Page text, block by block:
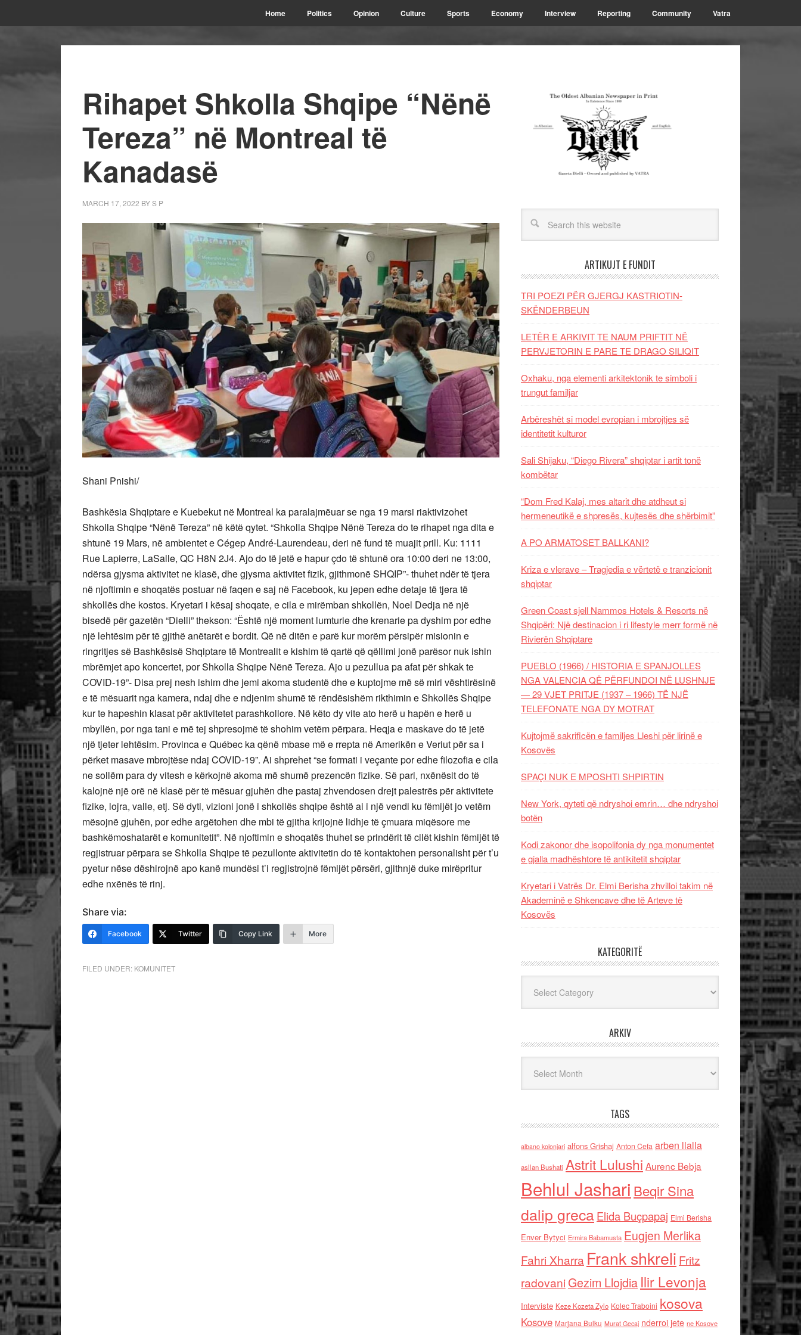
Home Politics Opinion Culture Sports Economy Interview Reporting Community Vatra
Rihapet Shkolla Shqipe “Nënë
Tereza” në Montreal të
Kanadasë
MARCH 17, 2022 BYS P
Shani Pnishi/
Bashkësia Shqiptare e Kuebekut në Montreal ka paralajmëuar se nga 19 marsi riaktivizohet
Shkolla Shqipe “Nënë Tereza” në këtë qytet. “Shkolla Shqipe Nënë Tereza do te rihapet nga dita e
shtunë 19 Mars, në ambientet e Cégep André-Laurendeau, deri në fund të muajit prill. Ku: 1111
Rue Lapierre, LaSalle, QC H8N 2J4. Ajo do të jetë e hapur çdo të shtunë ora 10:00 deri ne 13:00,
ndërsa gjysma aktivitet ne klasë, dhe gjysma aktivitet fizik, gjithmonë SHQIP”- thuhet ndër të tjera
në njoftimin e shoqatës postuar në faqen e saj në Facebook, ku jepen edhe detaje të tjera të
shkollës dhe kostos. Kryetari i kësaj shoqate, e cila e mirëmban shkollën, Noel Dedja në një
bisedë për gazetën “Dielli” thekson: “Është një moment lumturie dhe krenarie pa dyshim por edhe
një lehtësim për të gjithë anëtarët e bordit. Që në ditën e parë kur morëm përsipër misionin e
ringritjes së Bashkësisë Shqiptare të Montrealit e kishim të qartë që qëllimi jonë parësor nuk ishin
mbrëmjet apo koncertet, por Shkolla Shqipe Nënë Tereza. Ajo u pezullua pa afat për shkak te
COVID-19”- Disa prej nesh ishim dhe jemi akoma studentë dhe e kuptojme më së miri vështirësinë
e të mësuarit nga kamera, ndaj dhe e ndjenim shumë të rëndësishëm rikthimin e Shkollës Shqipe
kur te hapeshin klasat për aktivitetet parashkollore. Në këto dy vite ato herë u hapën e herë u
mbyllën, por nga tani e më tej shpresojmë të shohim vetëm përpara. Heqja e maskave do të jetë
një tjeter lehtësim. Provinca e Québec ka qënë mbase më e rrepta në Amerikën e Veriut për sa i
përket masave mbrojtëse ndaj COVID-19”. Ai shprehet “se formati i veçante por edhe filozofia e cila
ne sollëm para dy vitesh e kërkojnë akoma më shumë prezencën fizike. Së pari, nxënësit do të
kalojnë një orë në klasë për të mësuar gjuhën dhe pastaj zhvendosen drejt palestrës për aktivitete
fizike, lojra, valle, etj. Së dyti, vizioni jonë i shkollës shqipe është ai i një vendi ku fëmijët jo vetëm
mësojnë gjuhën, por edhe argëtohen dhe mbi të gjitha krijojnë lidhje të çmuara miqësore me
bashkëmoshatarët e komunitetit”. Në njoftimin e shoqatës thuhet se prindërit të cilët kishin fëmijët të
regjistruar përpara se Shkolla Shqipe të pezullonte aktivitetin do të kontaktohen personalisht për t’u
pyetur nëse dëshirojnë apo kanë mundësi t’i regjistrojnë fëmijët përsëri, gjithnjë duke mirëpritur
edhe nxënës të rinj.
Share via:
Facebook Twitter Copy Link More
FILED UNDER: KOMUNITET
ARTIKUJT E FUNDIT
TRI POEZI PËR GJERGJ KASTRIOTIN-
SKËNDERBEUN
LETËR E ARKIVIT TE NAUM PRIFTIT NË
PERVJETORIN E PARE TE DRAGO SILIQIT
Oxhaku, nga elementi arkitektonik te simboli i
trungut familjar
Arbëreshët si model evropian i mbrojtjes së
identitetit kulturor
Sali Shijaku, “Diego Rivera” shqiptar i artit tonë
kombëtar
“Dom Fred Kalaj, mes altarit dhe atdheut si
hermeneutikë e shpresës, kujtesës dhe shërbimit”
A PO ARMATOSET BALLKANI?
Kriza e vlerave – Tragjedia e vërtetë e tranzicionit
shqiptar
Green Coast sjell Nammos Hotels & Resorts në
Shqipëri: Një destinacion i ri lifestyle merr formë në
Rivierën Shqiptare
PUEBLO (1966) / HISTORIA E SPANJOLLES
NGA VALENCIA QË PËRFUNDOI NË LUSHNJE
— 29 VJET PRITJE (1937 – 1966) TË NJË
TELEFONATE NGA DY MOTRAT
Kujtojmë sakrificën e familjes Lleshi për lirinë e
Kosovës
SPAÇI NUK E MPOSHTI SHPIRTIN
New York, qyteti që ndryshoi emrin… dhe ndryshoi
botën
Kodi zakonor dhe isopolifonia dy nga monumentet
e gjalla madhështore të antikitetit shqiptar
Kryetari i Vatrës Dr. Elmi Berisha zhvilloi takim në
Akademinë e Shkencave dhe të Arteve të
Kosovës
KATEGORITË
ARKIV
TAGS
albano kolonjari alfons Grishaj Anton Cefa arben llalla
asllan Bushati Astrit Lulushi Aurenc Bebja
Behlul Jashari Beqir Sina
dalip grecaElida Buçpapaj Elmi Berisha
Enver Bytyci Ermira Babamusta Eugjen Merlika
Fahri Xharra Frank shkreli Fritz
radovaniGezim Llojdia Ilir Levonja
Interviste Keze Kozeta Zylo Kolec Traboini kosova
Kosove Marjana Bulku Murat Gecaj nderroi jete ne Kosove